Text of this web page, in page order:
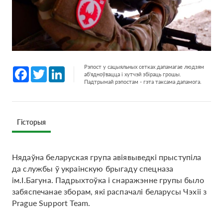
Facebook
Twitter LinkedInРэпост у сацыяльных сетках дапамагае людзям
аб'ядноўвацца і хутчэй збіраць грошы.
Падтрымай рэпостам - гэта таксама дапамога.
Гісторыя
Нядаўна беларуская група авіявыведкі прыступіла
да службы ў украінскую брыгаду спецназа
ім.І.Багуна. Падрыхтоўка і снаражэнне групы было
забяспечанае зборам, які распачалі беларусы Чэхіі з
Prague Support Team.